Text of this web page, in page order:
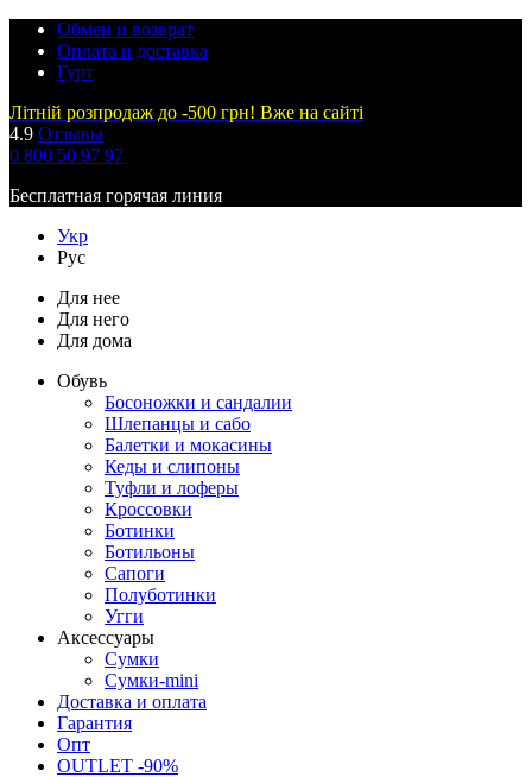
Обмен и возврат
Оплата и доставка
Гурт
Літній розпродаж до -500 грн! Вже на сайті
4.9 Отзывы
0 800 50 97 97
Бесплатная горячая линия
Укр
Рус
Для нее
Для него
Для дома
Обувь
Босоножки и сандалии
Шлепанцы и сабо
Балетки и мокасины
Кеды и слипоны
Туфли и лоферы
Кроссовки
Ботинки
Ботильоны
Сапоги
Полуботинки
Угги
Аксессуары
Сумки
Сумки-mini
Доставка и оплата
Гарантия
Опт
OUTLET -90%